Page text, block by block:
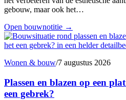
gebouw, maar ook het…
Open bouwnotitie →
Wonen & bouw/7 augustus 2026
Plassen en blazen op een
een gebrek?